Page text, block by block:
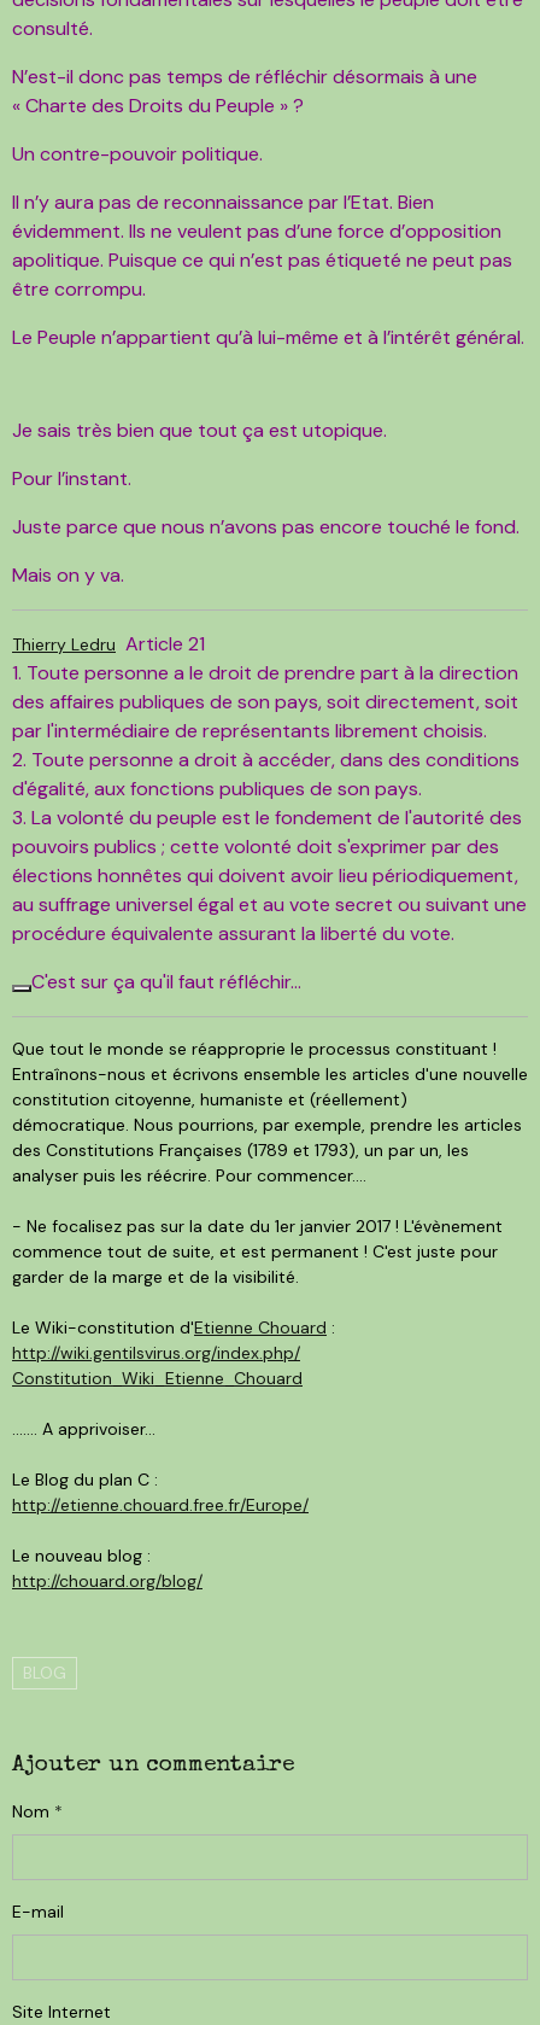
consulté.
N’est-il donc pas temps de réfléchir désormais à une
« Charte des Droits du Peuple » ?
Un contre-pouvoir politique.
Il n’y aura pas de reconnaissance par l’Etat. Bien
évidemment. Ils ne veulent pas d’une force d’opposition
apolitique. Puisque ce qui n’est pas étiqueté ne peut pas
être corrompu.
Le Peuple n’appartient qu’à lui-même et à l’intérêt général.
Je sais très bien que tout ça est utopique.
Pour l’instant.
Juste parce que nous n’avons pas encore touché le fond.
Mais on y va.
Thierry Ledru Article 21
1. Toute personne a le droit de prendre part à la direction
des affaires publiques de son pays, soit directement, soit
par l'intermédiaire de représentants librement choisis.
2. Toute personne a droit à accéder, dans des conditions
d'égalité, aux fonctions publiques de son pays.
3. La volonté du peuple est le fondement de l'autorité des
pouvoirs publics ; cette volonté doit s'exprimer par des
élections honnêtes qui doivent avoir lieu périodiquement,
au suffrage universel égal et au vote secret ou suivant une
procédure équivalente assurant la liberté du vote.
C'est sur ça qu'il faut réfléchir...
Que tout le monde se réapproprie le processus constituant !
Entraînons-nous et écrivons ensemble les articles d'une nouvelle
constitution citoyenne, humaniste et (réellement)
démocratique. Nous pourrions, par exemple, prendre les articles
des Constitutions Françaises (1789 et 1793), un par un, les
analyser puis les réécrire. Pour commencer....
- Ne focalisez pas sur la date du 1er janvier 2017 ! L'évènement
commence tout de suite, et est permanent ! C'est juste pour
garder de la marge et de la visibilité.
Le Wiki-constitution d'Etienne Chouard :
http://wiki.gentilsvirus.org/index.php/
Constitution_Wiki_Etienne_Chouard
....... A apprivoiser...
Le Blog du plan C :
http://etienne.chouard.free.fr/Europe/
Le nouveau blog :
http://chouard.org/blog/
BLOG
Ajouter un commentaire
Nom
E-mail
Site Internet